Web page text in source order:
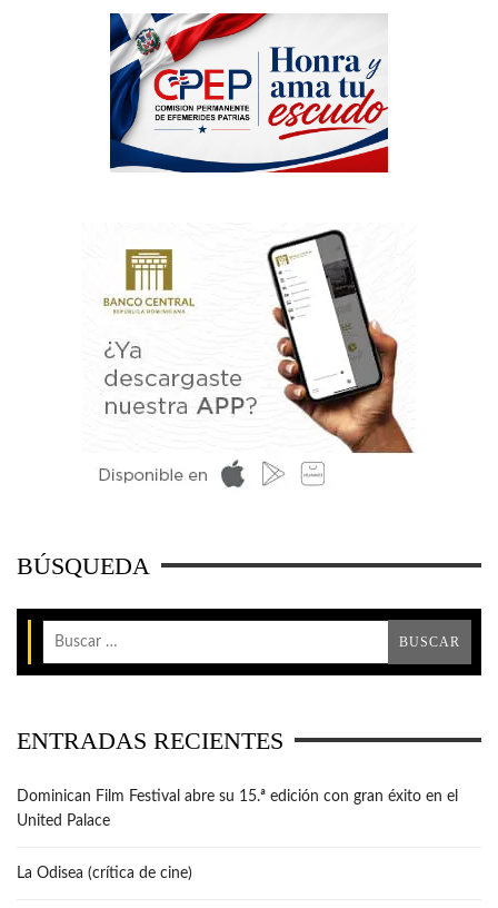
BÚSQUEDA
ENTRADAS RECIENTES
Dominican Film Festival abre su 15.ª edición con gran éxito en el
United Palace
La Odisea (crítica de cine)